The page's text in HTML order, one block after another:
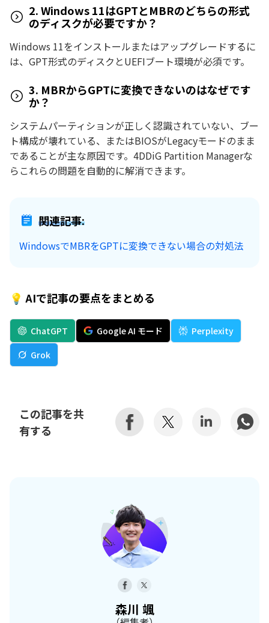
2. Windows 11はGPTとMBRのどちらの形式
のディスクが必要ですか？
Windows 11をインストールまたはアップグレードするに
は、GPT形式のディスクとUEFIブート環境が必須です。
3. MBRからGPTに変換できないのはなぜです
か？
システムパーティションが正しく認識されていない、ブー
ト構成が壊れている、またはBIOSがLegacyモードのまま
であることが主な原因です。4DDiG Partition Managerな
らこれらの問題を自動的に解消できます。
関連記事:
WindowsでMBRをGPTに変換できない場合の対処法
💡 AIで記事の要点をまとめる
ChatGPT Google AI モード
Perplexity
Grok
この記事を共
有する
森川 颯